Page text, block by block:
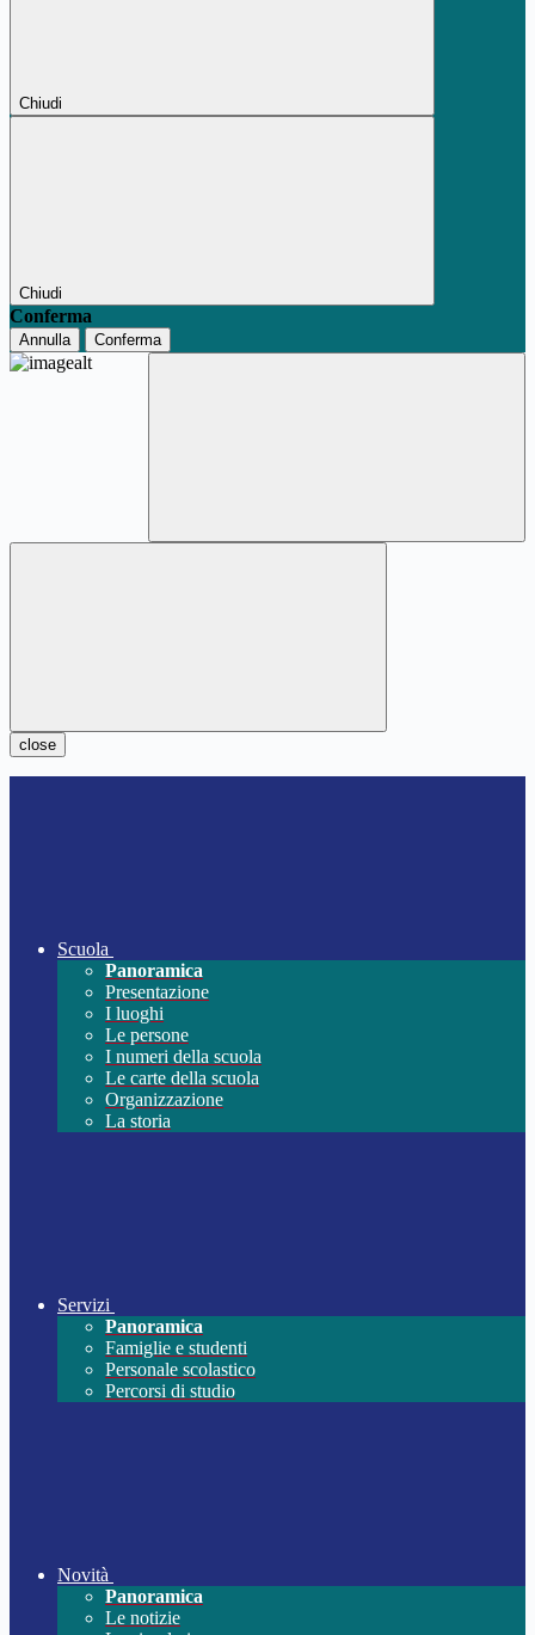
Chiudi
Chiudi
Conferma
Annulla Conferma
close
Scuola
Panoramica
Presentazione
I luoghi
Le persone
I numeri della scuola
Le carte della scuola
Organizzazione
La storia
Servizi
Panoramica
Famiglie e studenti
Personale scolastico
Percorsi di studio
Novità
Panoramica
Le notizie